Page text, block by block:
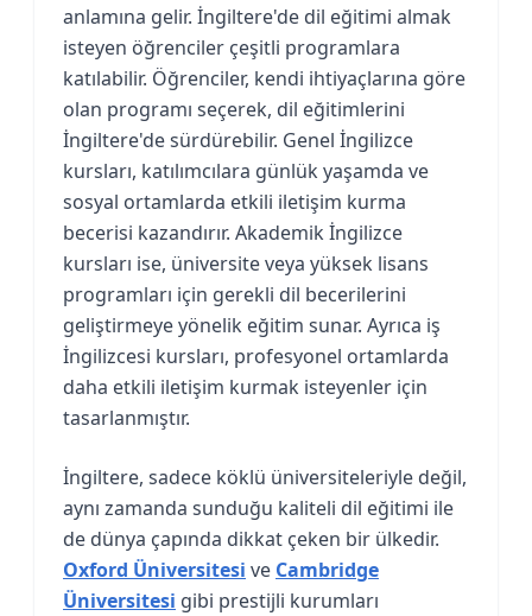
anlamına gelir. İngiltere'de dil eğitimi almak
isteyen öğrenciler çeşitli programlara
katılabilir. Öğrenciler, kendi ihtiyaçlarına göre
olan programı seçerek, dil eğitimlerini
İngiltere'de sürdürebilir. Genel İngilizce
kursları, katılımcılara günlük yaşamda ve
sosyal ortamlarda etkili iletişim kurma
becerisi kazandırır. Akademik İngilizce
kursları ise, üniversite veya yüksek lisans
programları için gerekli dil becerilerini
geliştirmeye yönelik eğitim sunar. Ayrıca iş
İngilizcesi kursları, profesyonel ortamlarda
daha etkili iletişim kurmak isteyenler için
tasarlanmıştır.
İngiltere, sadece köklü üniversiteleriyle değil,
aynı zamanda sunduğu kaliteli dil eğitimi ile
de dünya çapında dikkat çeken bir ülkedir.
Oxford Üniversitesi ve Cambridge
Üniversitesi gibi prestijli kurumları